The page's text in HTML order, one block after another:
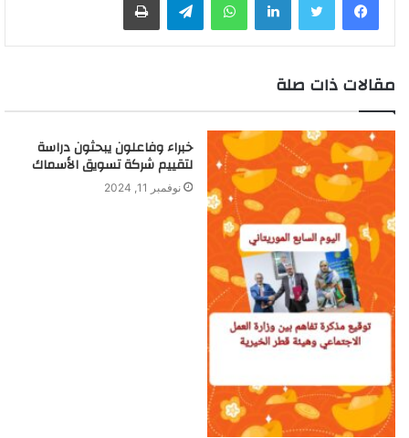
مقالات ذات صلة
خبراء وفاعلون يبحثون دراسة
لتقييم شركة تسويق الأسماك
نوفمبر 11, 2024